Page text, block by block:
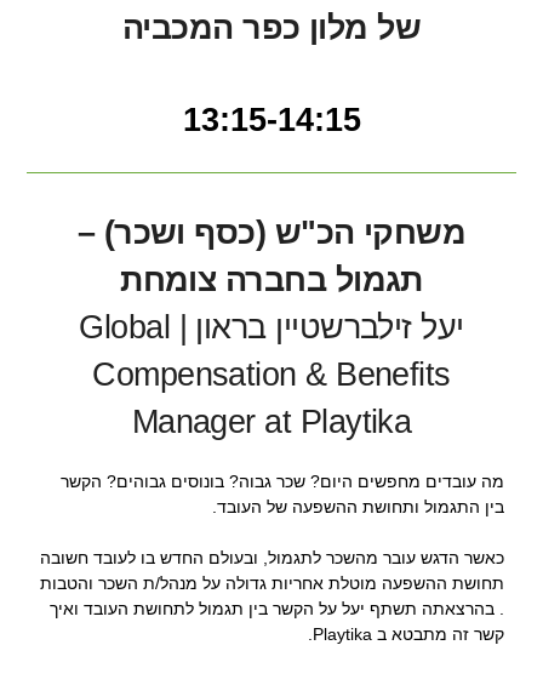
של מלון כפר המכביה
13:15-14:15
משחקי הכ"ש (כסף ושכר) –
תגמול בחברה צומחת
יעל זילברשטיין בראון | Global
Compensation & Benefits
Manager at Playtika
מה עובדים מחפשים היום? שכר גבוה? בונוסים גבוהים? הקשר
בין התגמול ותחושת ההשפעה של העובד.
כאשר הדגש עובר מהשכר לתגמול, ובעולם החדש בו לעובד חשובה
תחושת ההשפעה מוטלת אחריות גדולה על מנהל/ת השכר והטבות
. בהרצאתה תשתף יעל על הקשר בין תגמול לתחושת העובד ואיך
קשר זה מתבטא ב Playtika.